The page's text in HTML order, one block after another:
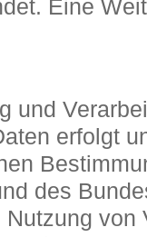
Eine
und
erfolgt
des
von